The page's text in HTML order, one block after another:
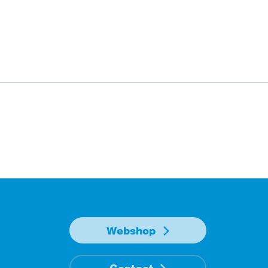
Webshop